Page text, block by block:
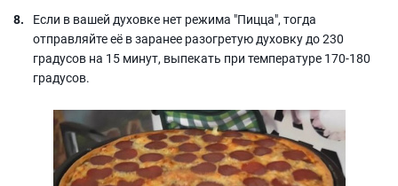
Если в вашей духовке нет режима "Пицца", тогда
отправляйте её в заранее разогретую духовку до 230
градусов на 15 минут, выпекать при температуре 170-180
градусов.